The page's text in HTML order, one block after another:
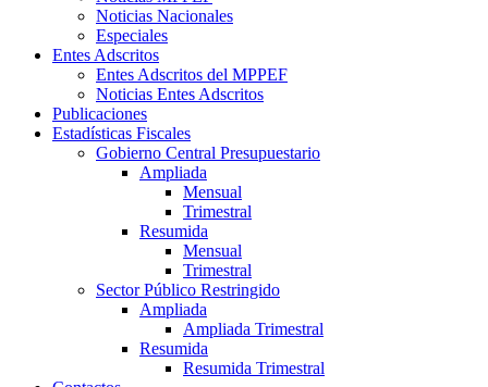
Noticias Nacionales
Especiales
Entes Adscritos
Entes Adscritos del MPPEF
Noticias Entes Adscritos
Publicaciones
Estadísticas Fiscales
Gobierno Central Presupuestario
Ampliada
Mensual
Trimestral
Resumida
Mensual
Trimestral
Sector Público Restringido
Ampliada
Ampliada Trimestral
Resumida
Resumida Trimestral